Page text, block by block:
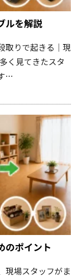
ルを解説
取りで起きる｜現
く見てきたスタ
…
のポイント
現場スタッフがま